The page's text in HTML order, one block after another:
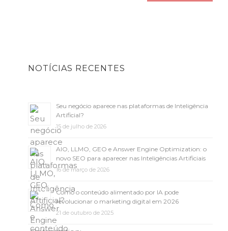
NOTÍCIAS RECENTES
Seu negócio aparece nas plataformas de Inteligência
Artificial?
15 de julho de 2026
AIO, LLMO, GEO e Answer Engine Optimization: o
novo SEO para aparecer nas Inteligências Artificiais
16 de março de 2026
Como o conteúdo alimentado por IA pode
revolucionar o marketing digital em 2026
21 de outubro de 2025